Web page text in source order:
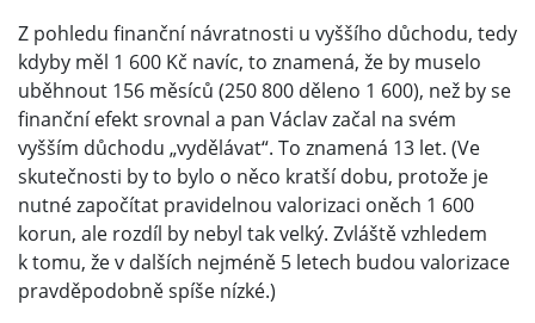
Z pohledu finanční návratnosti u vyššího důchodu, tedy
kdyby měl 1 600 Kč navíc, to znamená, že by muselo
uběhnout 156 měsíců (250 800 děleno 1 600), než by se
finanční efekt srovnal a pan Václav začal na svém
vyšším důchodu „vydělávat“. To znamená 13 let. (Ve
skutečnosti by to bylo o něco kratší dobu, protože je
nutné započítat pravidelnou valorizaci oněch 1 600
korun, ale rozdíl by nebyl tak velký. Zvláště vzhledem
k tomu, že v dalších nejméně 5 letech budou valorizace
pravděpodobně spíše nízké.)